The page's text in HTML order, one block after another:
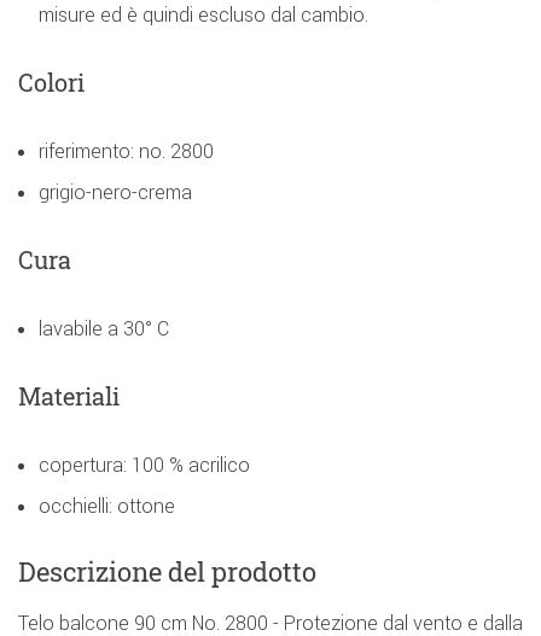
misure ed è quindi escluso dal cambio.
Colori
riferimento: no. 2800
grigio-nero-crema
Cura
lavabile a 30° C
Materiali
copertura: 100 % acrilico
occhielli: ottone
Descrizione del prodotto
Telo balcone 90 cm No. 2800 - Protezione dal vento e dalla